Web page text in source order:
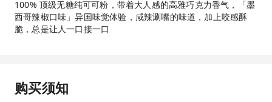
100% 顶级无糖纯可可粉，带着大人感的高雅巧克力香气，「墨
西哥辣椒口味」异国味觉体验，咸辣涮嘴的味道，加上咬感酥
脆，总是让人一口接一口
购买须知